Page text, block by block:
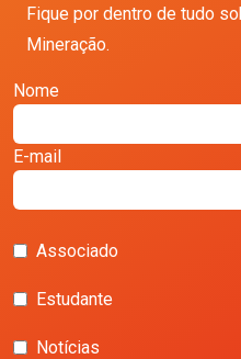
Fique por dentro de tudo
Mineração.
Nome
E-mail
Associado
Estudante
Notícias